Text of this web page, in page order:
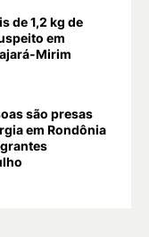
de 1,2 kg de
em
Mirim
são presas
em Rondônia